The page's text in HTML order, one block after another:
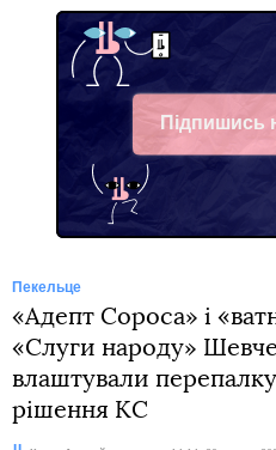
Підпишись
Telegram
Пекельце
«Адепт Сороса» і
«Слуги народу»
влаштували
рішення КС